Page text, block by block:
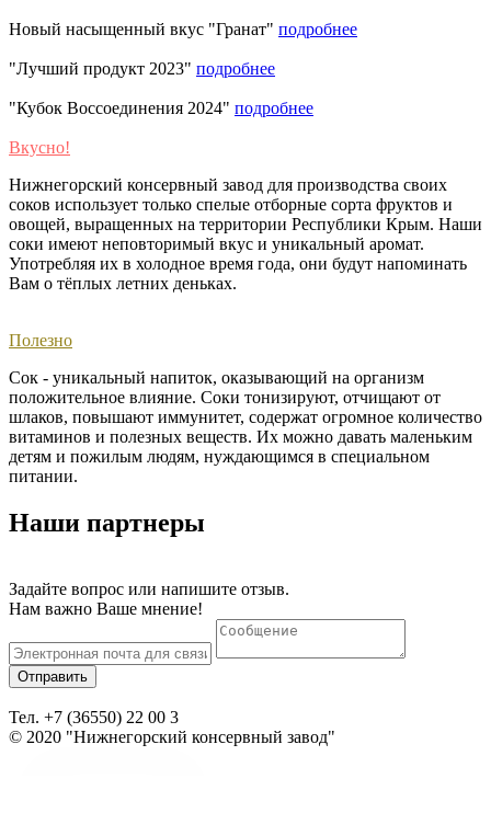
Новый насыщенный вкус "Гранат" подробнее
"Лучший продукт 2023" подробнее
"Кубок Воссоединения 2024" подробнее
Вкусно!
Нижнегорский консервный завод для производства своих
соков использует только спелые отборные сорта фруктов и
овощей, выращенных на территории Республики Крым. Наши
соки имеют неповторимый вкус и уникальный аромат.
Употребляя их в холодное время года, они будут напоминать
Вам о тёплых летних деньках. ​
Полезно
Сок - уникальный напиток, оказывающий на организм
положительное влияние. Соки тонизируют, отчищают от
шлаков, повышают иммунитет, содержат огромное количество
витаминов и полезных веществ. Их можно давать маленьким
детям и пожилым людям, нуждающимся в специальном
питании.
Наши партнеры
Задайте вопрос или напишите отзыв.
Нам важно Ваше мнение!
Отправить
Тел. +7 (36550) 22 00 3
© 2020 "Нижнегорский консервный завод"